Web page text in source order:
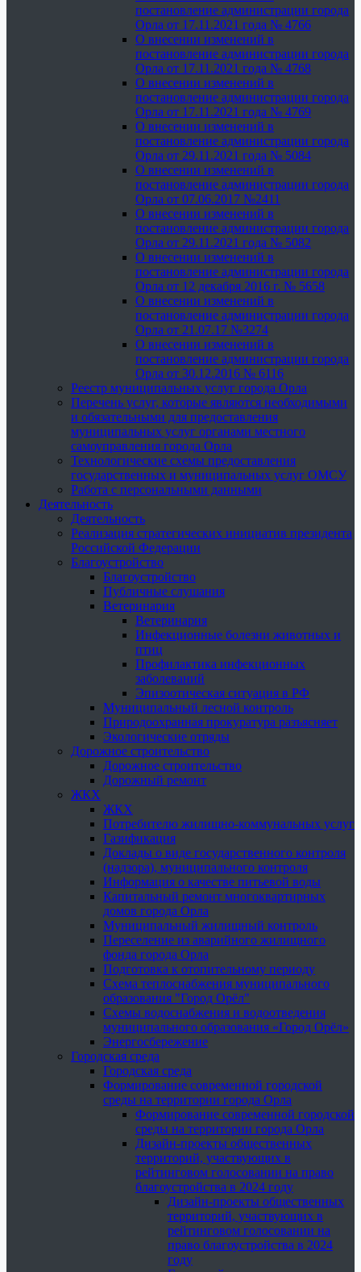
постановление администрации города
Орла от 17.11.2021 года № 4766
О внесении изменений в
постановление администрации города
Орла от 17.11.2021 года № 4768
О внесении изменений в
постановление администрации города
Орла от 17.11.2021 года № 4769
О внесении изменений в
постановление администрации города
Орла от 29.11.2021 года № 5084
О внесении изменений в
постановление администрации города
Орла от 07.06.2017 №2411
О внесении изменений в
постановление администрации города
Орла от 29.11.2021 года № 5082
О внесении изменений в
постановление администрации города
Орла от 12 декабря 2016 г. № 5658
О внесении изменений в
постановление администрации города
Орла от 21.07.17 №3274
О внесении изменений в
постановление администрации города
Орла от 30.12.2016 № 6116
Реестр муниципальных услуг города Орла
Перечень услуг, которые являются необходимыми
и обязательными для предоставления
муниципальных услуг органами местного
самоуправления города Орла
Технологические схемы предоставления
государственных и муниципальных услуг ОМСУ
Работа с персональными данными
Деятельность
Деятельность
Реализация стратегических инициатив президента
Российской Федерации
Благоустройство
Благоустройство
Публичные слушания
Ветеринария
Ветеринария
Инфекционные болезни животных и
птиц
Профилактика инфекционных
заболеваний
Эпизоотическая ситуация в РФ
Муниципальный лесной контроль
Природоохранная прокуратура разъясняет
Экологические отряды
Дорожное строительство
Дорожное строительство
Дорожный ремонт
ЖКХ
ЖКХ
Потребителю жилищно-коммунальных услуг
Газификация
Доклады о виде государственного контроля
(надзора), муниципального контроля
Информация о качестве питьевой воды
Капитальный ремонт многоквартирных
домов города Орла
Муниципальный жилищный контроль
Переселение из аварийного жилищного
фонда города Орла
Подготовка к отопительному периоду
Схема теплоснабжения муниципального
образования "Город Орёл"
Схемы водоснабжения и водоотведения
муниципального образования «Город Орёл»
Энергосбережение
Городская среда
Городская среда
Формирование современной городской
среды на территории города Орла
Формирование современной городской
среды на территории города Орла
Дизайн-проекты общественных
территорий, участвующих в
рейтинговом голосовании на право
благоустройства в 2024 году
Дизайн-проекты общественных
территорий, участвующих в
рейтинговом голосовании на
право благоустройства в 2024
году